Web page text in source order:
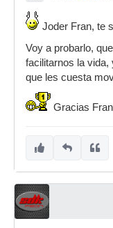
Joder Fran, te
Voy a probarlo,
facilitarnos la vida,
que les cuesta
Gracias